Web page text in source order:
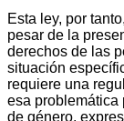
Esta ley, por
pesar de la
derechos de las
situación
requiere una
esa problemática
de género,